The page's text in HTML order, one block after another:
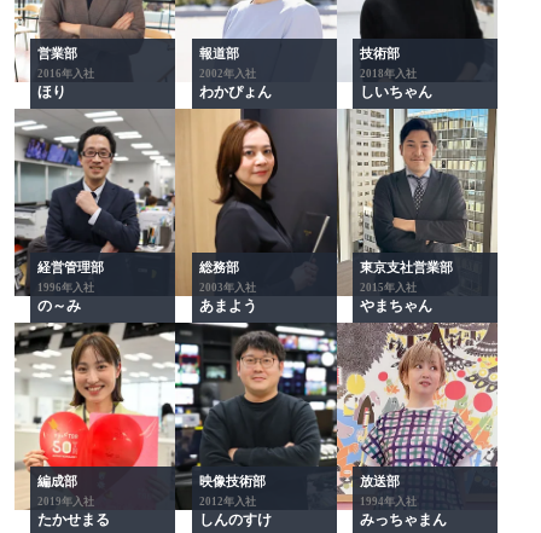
営業部
2016年入社
ほり
報道部
2002年入社
わかぴょん
技術部
2018年入社
しいちゃん
経営管理部
1996年入社
の～み
総務部
2003年入社
あまよう
東京支社営業部
2015年入社
やまちゃん
編成部
2019年入社
たかせまる
映像技術部
2012年入社
しんのすけ
放送部
1994年入社
みっちゃまん